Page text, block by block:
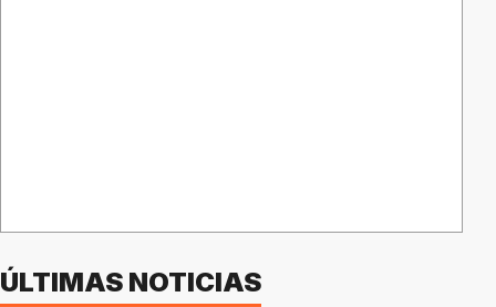
ÚLTIMAS NOTICIAS